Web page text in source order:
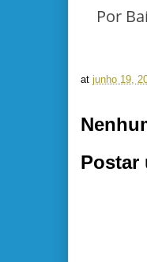
Por
at junho 19,
Postar